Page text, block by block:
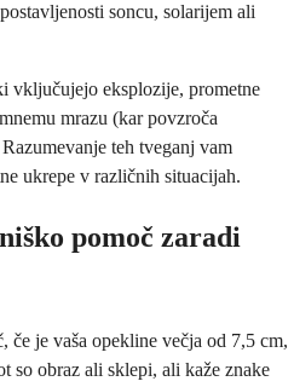
soncu, solarijem ali
vključujejo eksplozije, prometne
mrazu (kar povzroča
teh tveganj vam
ukrepe v različnih situacijah.
pomoč zaradi
če je vaša opekline večja od 7,5 cm,
so obraz ali sklepi, ali kaže znake